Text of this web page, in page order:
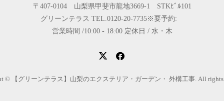
〒407-0104 山梨県甲斐市龍地3669-1 STKﾋﾞﾙ101
グリーンテラス TEL.0120-20-7735※要予約:
営業時間 /10:00 - 18:00 定休日 / 水・木
© 【グリーンテラス】山梨のエクステリア・ガーデン・ 外構工事. All rights